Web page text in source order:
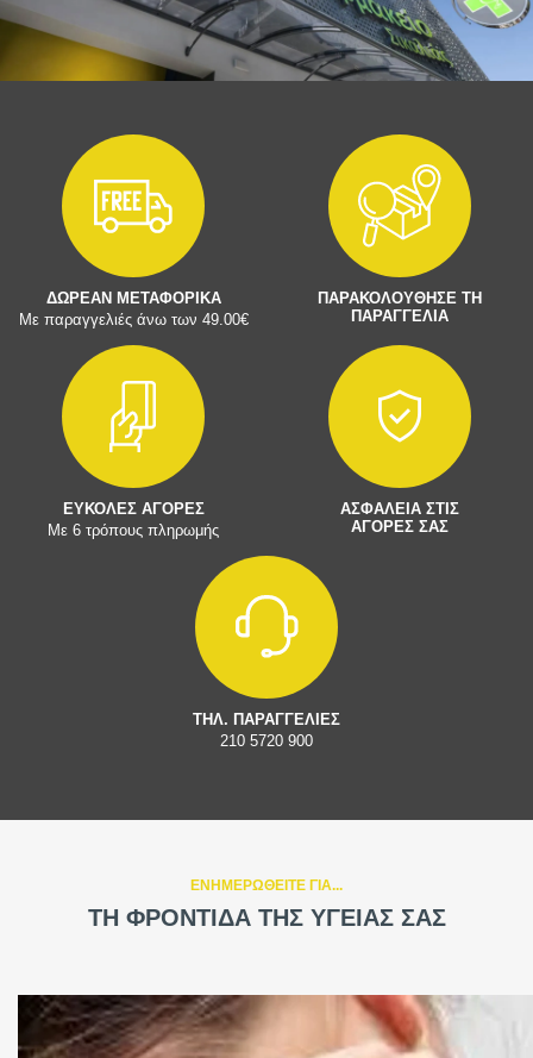
ΔΩΡΕΑΝ ΜΕΤΑΦΟΡΙΚΑ
Με παραγγελιές άνω των 49.00€
ΠΑΡΑΚΟΛΟΥΘΗΣΕ ΤΗ
ΠΑΡΑΓΓΕΛΙΑ
ΕΥΚΟΛΕΣ ΑΓΟΡΕΣ
Με 6 τρόπους πληρωμής
ΑΣΦΑΛΕΙΑ ΣΤΙΣ
ΑΓΟΡΕΣ ΣΑΣ
ΤΗΛ. ΠΑΡΑΓΓΕΛΙΕΣ
210 5720 900
ΕΝΗΜΕΡΩΘΕΙΤΕ ΓΙΑ...
ΤΗ ΦΡΟΝΤΙΔΑ ΤΗΣ ΥΓΕΙΑΣ ΣΑΣ